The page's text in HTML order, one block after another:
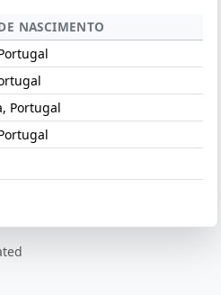
NASCIMENTO
Portugal